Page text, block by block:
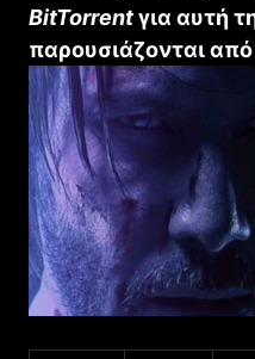
BitTorrentγια αυτή
παρουσιάζονται